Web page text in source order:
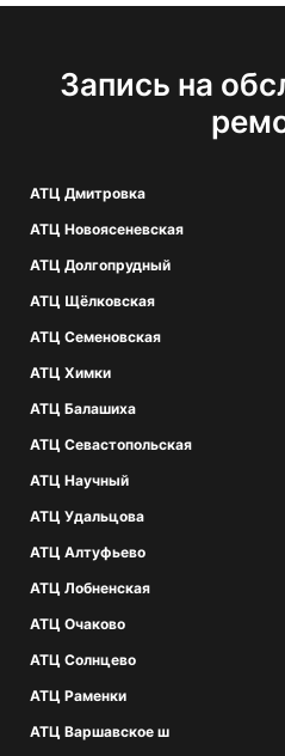
Запись на
АТЦ Дмитровка
АТЦ Новоясеневская
АТЦ Долгопрудный
АТЦ Щёлковская
АТЦ Семеновская
АТЦ Химки
АТЦ Балашиха
АТЦ Севастопольская
АТЦ Научный
АТЦ Удальцова
АТЦ Алтуфьево
АТЦ Лобненская
АТЦ Очаково
АТЦ Солнцево
АТЦ Раменки
АТЦ Варшавское ш